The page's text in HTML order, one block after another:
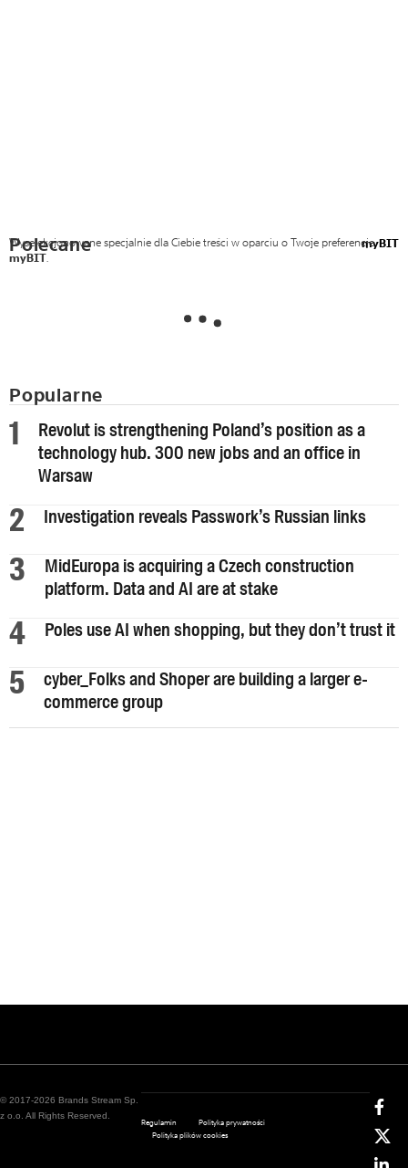
Polecane myBIT
Wyselekcjonowane specjalnie dla Ciebie treści w oparciu o Twoje preferencje
myBIT.
Popularne
Revolut is strengthening Poland’s position as a
technology hub. 300 new jobs and an office in
Warsaw
Investigation reveals Passwork’s Russian links
MidEuropa is acquiring a Czech construction
platform. Data and AI are at stake
Poles use AI when shopping, but they don’t trust it
cyber_Folks and Shoper are building a larger e-
commerce group
© 2017-2026 Brands Stream Sp.
z o.o. All Rights Reserved.
Regulamin
Polityka prywatności
Polityka plików cookies